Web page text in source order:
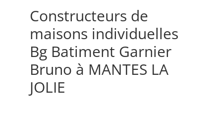
Constructeurs de
maisons individuelles
Bg Batiment Garnier
Bruno à MANTES LA
JOLIE